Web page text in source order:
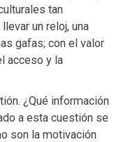
tan
un reloj, una
gafas; con el valor
acceso y la
¿Qué información
a esta cuestión se
son la motivación